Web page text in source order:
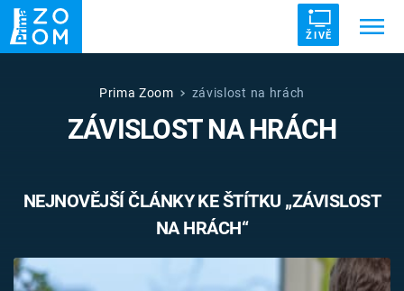
ŽIVĚ
ZRÁDCI UFO DRUHÁ SVĚTOVÁ VÁLKA
ZÁHADY VETŘELCI DÁVNOVĚKU
Prima Zoom závislost na hrách
ZÁVISLOST NA HRÁCH
NEJNOVĚJŠÍ ČLÁNKY KE ŠTÍTKU „ZÁVISLOST
NA HRÁCH“